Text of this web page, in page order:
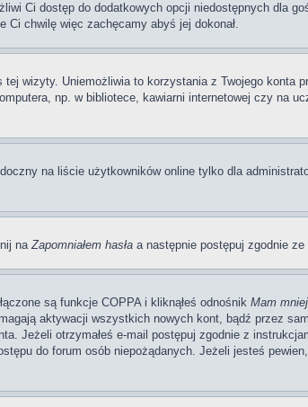
Ci dostęp do dodatkowych opcji niedostępnych dla
Ci chwilę więc zachęcamy abyś jej dokonał.
wizyty. Uniemożliwia to korzystania z Twojego konta
np. w bibliotece, kawiarni internetowej czy na
na liście użytkowników online tylko dla
naZapomniałem hasła a następnie postępuj zgodnie
są funkcje COPPA i kliknąłeś odnośnik Mam
aktywacji wszystkich nowych kont, bądź przez
Jeżeli otrzymałeś e-mail postępuj zgodnie z
do forum osób niepożądanych. Jeżeli jesteś pewien,